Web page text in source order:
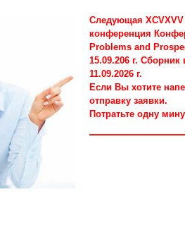
Следующая XCVXVV
конференция
Problems and
15.09.206 г.
11.09.2026 г.
Если Вы хотите
отправку заявки.
Потратьте одну